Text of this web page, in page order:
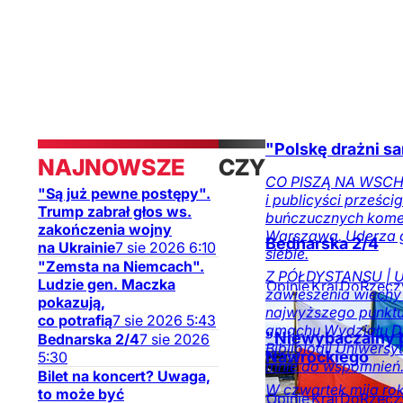
NAJNOWSZE
"Są już pewne postępy".
Trump zabrał głos ws.
zakończenia wojny
na Ukrainie7 sie 2026 6:10
"Zemsta na Niemcach".
Ludzie gen. Maczka
pokazują,
co potrafią7 sie 2026 5:43
Bednarska 2/47 sie 2026
5:30
Bilet na koncert? Uwaga,
to może być
CZYTAJ
TAKŻE
"Polskę drażni
CO PISZĄ NA
i publicyści
buńczucznych
Warszawa. Uderza
siebie.
OpinieKraj
na DoRzeczy.pl
Bednarska 2/4
Z PÓŁDYSTANSU |
zawieszenia
najwyższego
gmachu Wydziału
Bibliologii
mnie do wspomnień.
OpinieKraj
"Niewybaczalny
Nawrockiego
W czwartek mija